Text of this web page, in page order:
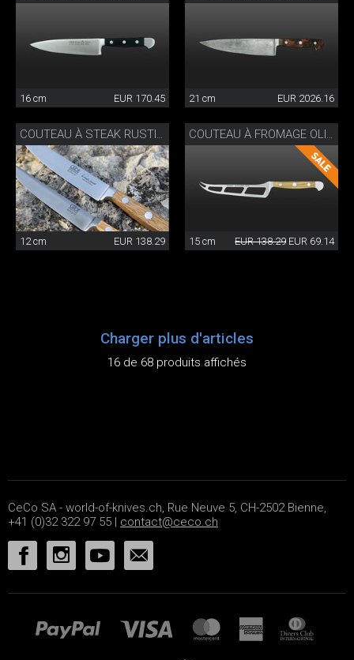
16 cm EUR 170.45 21 cm EUR 2026.16
COUTEAU À STEAK RUSTICO
12 cm EUR 138.29
COUTEAU À FROMAGE OLIVIER
15 cm EUR 138.29 EUR 69.14
Charger plus d'articles
16 de 68 produits affichés
CeCo SA - world-of-knives.ch, Rue Neuve 5, CH-2502 Bienne,
+41 (0)32 322 97 55 | contact@ceco.ch